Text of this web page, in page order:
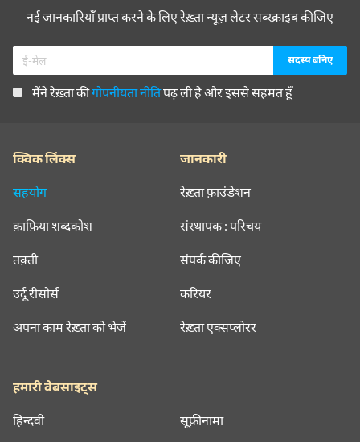
नई जानकारियाँ प्राप्त करने के लिए रेख़्ता न्यूज़ लेटर सब्स्क्राइब कीजिए
मैंने रेख़्ता कीगोपनीयता नीतिपढ़ ली है और इससे सहमत हूँ
क्विक लिंक्स
सहयोग
क़ाफ़िया शब्दकोश
तक़्ती
उर्दू रीसोर्स
अपना काम रेख़्ता को भेजें
जानकारी
रेख़्ता फ़ाउंडेशन
संस्थापक : परिचय
संपर्क कीजिए
करियर
रेख़्ता एक्सप्लोरर
हमारी वेबसाइट्स
हिन्दवी सूफ़ीनामा